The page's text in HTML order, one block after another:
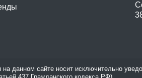
данном сайте носит исключительно